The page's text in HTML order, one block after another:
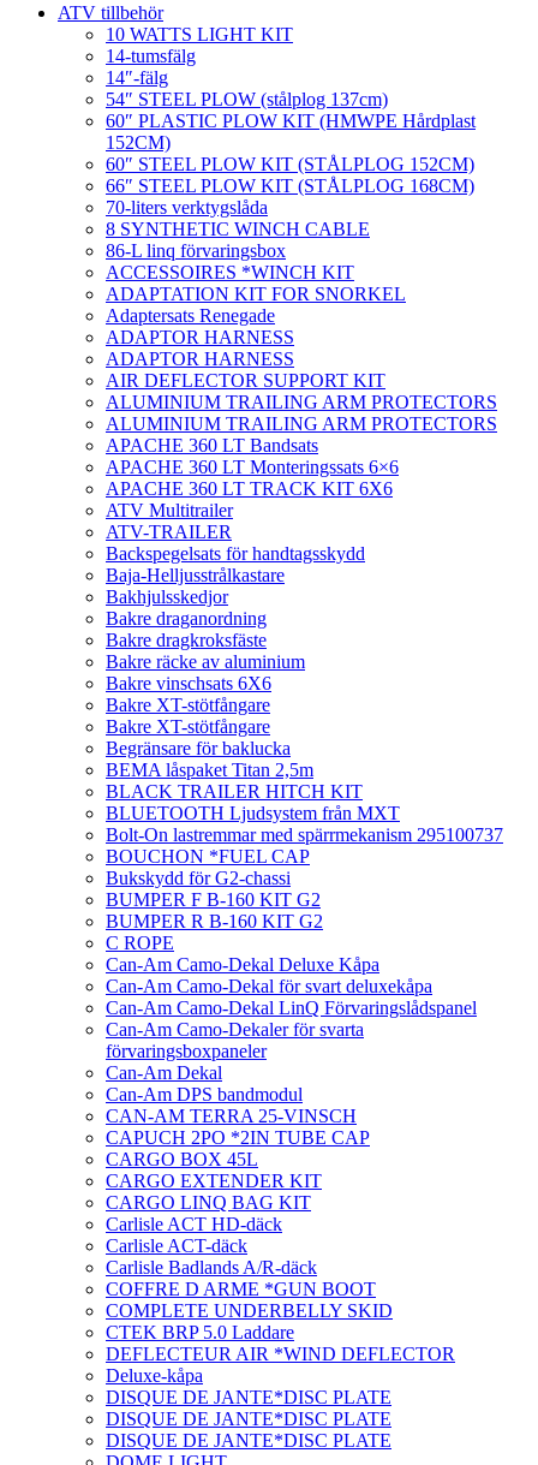
ATV tillbehör
10 WATTS LIGHT KIT
14-tumsfälg
14″-fälg
54″ STEEL PLOW (stålplog 137cm)
60″ PLASTIC PLOW KIT (HMWPE Hårdplast
152CM)
60″ STEEL PLOW KIT (STÅLPLOG 152CM)
66″ STEEL PLOW KIT (STÅLPLOG 168CM)
70-liters verktygslåda
8 SYNTHETIC WINCH CABLE
86-L linq förvaringsbox
ACCESSOIRES *WINCH KIT
ADAPTATION KIT FOR SNORKEL
Adaptersats Renegade
ADAPTOR HARNESS
ADAPTOR HARNESS
AIR DEFLECTOR SUPPORT KIT
ALUMINIUM TRAILING ARM PROTECTORS
ALUMINIUM TRAILING ARM PROTECTORS
APACHE 360 LT Bandsats
APACHE 360 LT Monteringssats 6×6
APACHE 360 LT TRACK KIT 6X6
ATV Multitrailer
ATV-TRAILER
Backspegelsats för handtagsskydd
Baja-Helljusstrålkastare
Bakhjulsskedjor
Bakre draganordning
Bakre dragkroksfäste
Bakre räcke av aluminium
Bakre vinschsats 6X6
Bakre XT-stötfångare
Bakre XT-stötfångare
Begränsare för baklucka
BEMA låspaket Titan 2,5m
BLACK TRAILER HITCH KIT
BLUETOOTH Ljudsystem från MXT
Bolt-On lastremmar med spärrmekanism 295100737
BOUCHON *FUEL CAP
Bukskydd för G2-chassi
BUMPER F B-160 KIT G2
BUMPER R B-160 KIT G2
C ROPE
Can-Am Camo-Dekal Deluxe Kåpa
Can-Am Camo-Dekal för svart deluxekåpa
Can-Am Camo-Dekal LinQ Förvaringslådspanel
Can-Am Camo-Dekaler för svarta
förvaringsboxpaneler
Can-Am Dekal
Can-Am DPS bandmodul
CAN-AM TERRA 25-VINSCH
CAPUCH 2PO *2IN TUBE CAP
CARGO BOX 45L
CARGO EXTENDER KIT
CARGO LINQ BAG KIT
Carlisle ACT HD-däck
Carlisle ACT-däck
Carlisle Badlands A/R-däck
COFFRE D ARME *GUN BOOT
COMPLETE UNDERBELLY SKID
CTEK BRP 5.0 Laddare
DEFLECTEUR AIR *WIND DEFLECTOR
Deluxe-kåpa
DISQUE DE JANTE*DISC PLATE
DISQUE DE JANTE*DISC PLATE
DISQUE DE JANTE*DISC PLATE